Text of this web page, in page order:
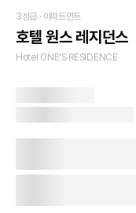
3성급 · 아파트먼트
호텔 원스 레지던스
Hotel ONE'S RESIDENCE